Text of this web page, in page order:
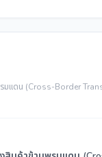
ดน (Cross-Border